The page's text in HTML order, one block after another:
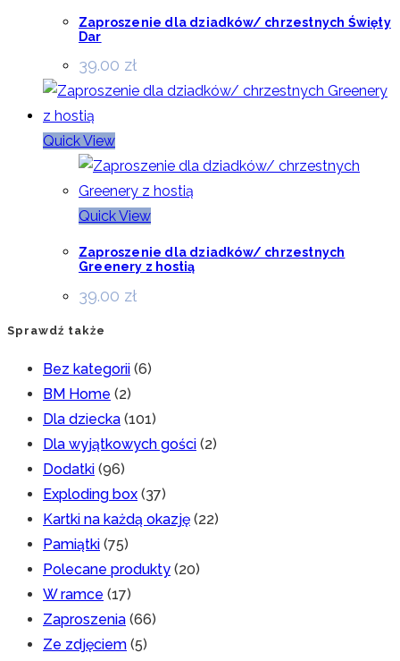
Zaproszenie dla dziadków/ chrzestnych Święty
Dar
39.00 zł
Quick View
Quick View
Zaproszenie dla dziadków/ chrzestnych
Greenery z hostią
39.00 zł
Sprawdź także
Bez kategorii (6)
BM Home (2)
Dla dziecka (101)
Dla wyjątkowych gości (2)
Dodatki (96)
Exploding box (37)
Kartki na każdą okazję (22)
Pamiątki (75)
Polecane produkty (20)
W ramce (17)
Zaproszenia (66)
Ze zdjęciem (5)